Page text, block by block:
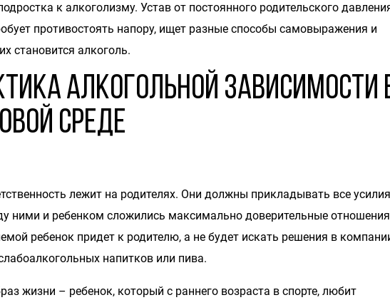
к алкоголизму. Устав от постоянного родительского
противостоять напору, ищет разные способы самовыражения и
становится алкоголь.
алкогольной зависимости
среде
лежит на родителях. Они должны прикладывать все усилия
ними и ребенком сложились максимально доверительные
ребенок придет к родителю, а не будет искать решения в
напитков или пива.
жизни – ребенок, который с раннего возраста в спорте, любит